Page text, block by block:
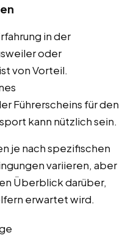
in der
oder
von Vorteil.
Führerscheins für den
kann nützlich sein.
je nach spezifischen
variieren, aber
Überblick darüber,
erwartet wird.